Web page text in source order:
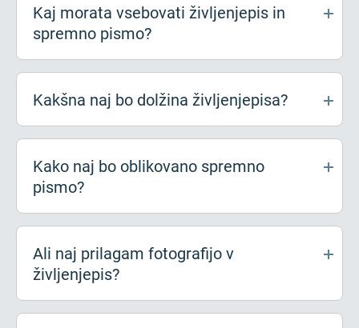
Kaj morata vsebovati življenjepis in
spremno pismo?
Kakšna naj bo dolžina življenjepisa?
Kako naj bo oblikovano spremno
pismo?
Ali naj prilagam fotografijo v
življenjepis?